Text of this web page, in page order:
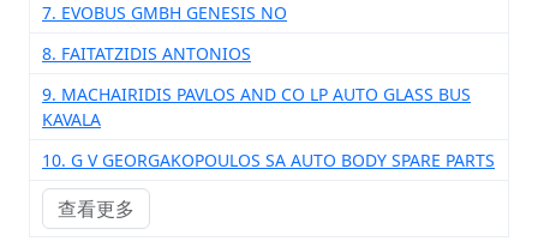
7. EVOBUS GMBH GENESIS NO
8. FAITATZIDIS ANTONIOS
9. MACHAIRIDIS PAVLOS AND CO LP AUTO GLASS BUS
KAVALA
10. G V GEORGAKOPOULOS SA AUTO BODY SPARE PARTS
查看更多